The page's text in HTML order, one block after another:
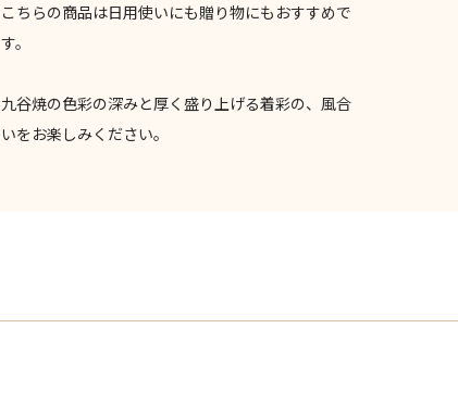
こちらの商品は日用使いにも贈り物にもおすすめで
す。
九谷焼の色彩の深みと厚く盛り上げる着彩の、風合
いをお楽しみください。